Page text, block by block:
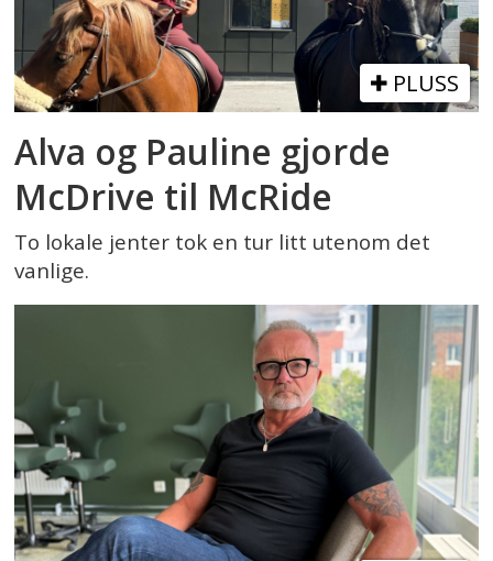
PLUSS
Alva og Pauline gjorde
McDrive til McRide
To lokale jenter tok en tur litt utenom det
vanlige.